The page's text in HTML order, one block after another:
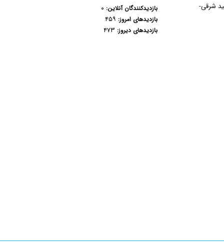
شرقی-
بازدیدکنندگان آنلاین: ۰
بازدیدهای امروز: ۴۵۹
بازدیدهای دیروز: ۴۷۳